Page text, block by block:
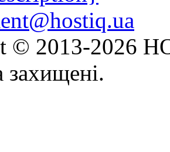
© 2013-2026
захищені.